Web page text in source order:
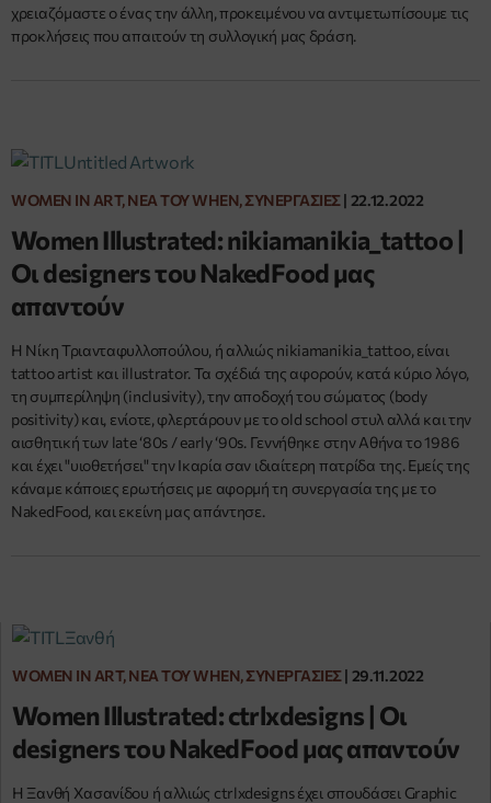
χρειαζόμαστε ο ένας την άλλη, προκειμένου να αντιμετωπίσουμε τις
προκλήσεις που απαιτούν τη συλλογική μας δράση.
WOMEN IN ART, ΝΈΑ ΤΟΥ WHEN, ΣΥΝΕΡΓΑΣΊΕΣ | 22.12.2022
Women Illustrated: nikiamanikia_tattoo |
Οι designers του NakedFood μας
απαντούν
H Νίκη Τριανταφυλλοπούλου, ή αλλιώς nikiamanikia_tattoo, είναι
tattoo artist και illustrator. Τα σχέδιά της αφορούν, κατά κύριο λόγο,
τη συμπερίληψη (inclusivity), την αποδοχή του σώματος (body
positivity) και, ενίοτε, φλερτάρουν με το old school στυλ αλλά και την
αισθητική των late ‘80s / early ‘90s. Γεννήθηκε στην Αθήνα το 1986
και έχει "υιοθετήσει" την Ικαρία σαν ιδιαίτερη πατρίδα της. Εμείς της
κάναμε κάποιες ερωτήσεις με αφορμή τη συνεργασία της με το
NakedFood, και εκείνη μας απάντησε.
WOMEN IN ART, ΝΈΑ ΤΟΥ WHEN, ΣΥΝΕΡΓΑΣΊΕΣ | 29.11.2022
Women Illustrated: ctrlxdesigns | Οι
designers του NakedFood μας απαντούν
Η Ξανθή Χασανίδου ή αλλιώς ctrlxdesigns έχει σπουδάσει Graphic